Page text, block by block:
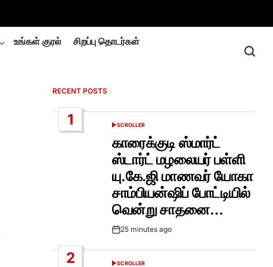
உங்கள் குரல் சிறப்பு தொடர்கள்
RECENT POSTS
1
POSTED
SCROLLER
காரைக்குடி ஸ்மார்ட்
ஸ்டார்ட் மழலையர் பள்ளி
யு.கே.ஜி மாணவர் யோகா
சாம்பியன்ஷிப் போட்டியில்
வென்று சாதனை…
Post25 minutes ago
2 SCROLLER